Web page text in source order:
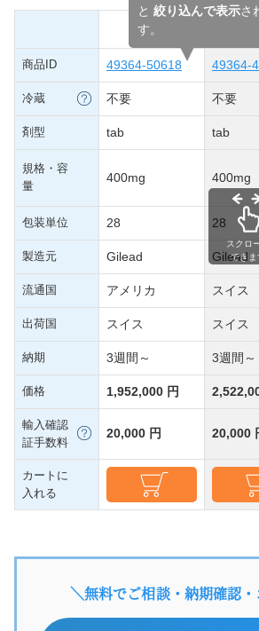
と 絞り込んで表示さ
す。
商品ID 49364-50618 49364-
冷蔵 不要 不要
剤型 tab tab
規格・容
量
400mg 400mg
包装単位 28 28
製造元 Gilead Gilead
流通国 アメリカ スイス
出荷国 スイス スイス
納期 3週間～ 3週間～
価格 1,952,000 円
輸入確認
証手数料
20,000 円 20,000
カートに
入れる
スクロ
できま
＼無料でご相談・納期確認